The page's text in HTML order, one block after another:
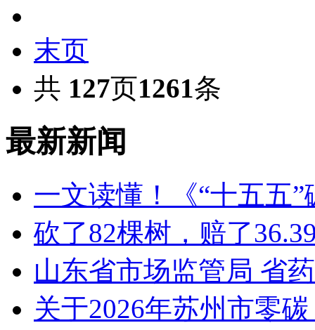
末页
共 127页1261条
最新新闻
一文读懂！《“十五五
砍了82棵树，赔了
山东省市场监管局 省
关于2026年苏州市零